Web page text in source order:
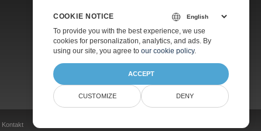
Preise
Kostenpflichtiger Support
Über Uns
Kontakt
COOKIE NOTICE
To provide you with the best experience, we use
cookies for personalization, analytics, and ads. By
using our site, you agree to our cookie policy.
ACCEPT
CUSTOMIZE DENY